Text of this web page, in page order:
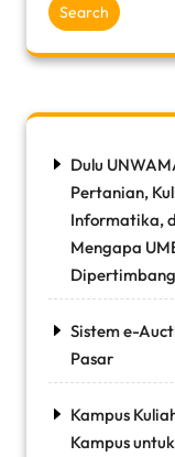
Search
Dulu
Pertanian,
Informatika,
Mengapa
Sistem e-
Pasar
Kampus
Kampus